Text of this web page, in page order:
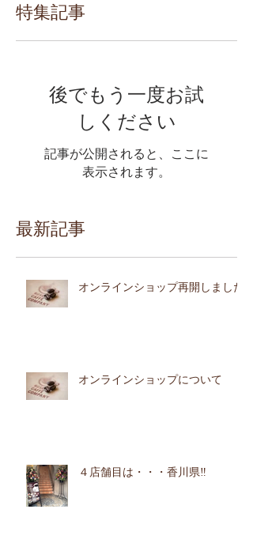
特集記事
後でもう一度お試
しください
記事が公開されると、ここに
表示されます。
最新記事
オンラインショップ再開しました
オンラインショップについて
４店舗目は・・・香川県‼︎